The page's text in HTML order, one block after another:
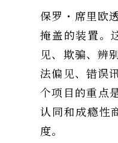
保罗・席里欧
掩盖的装置。
见、欺骗、辨
法偏见、错误
个项目的重点
认同和成瘾性
度。